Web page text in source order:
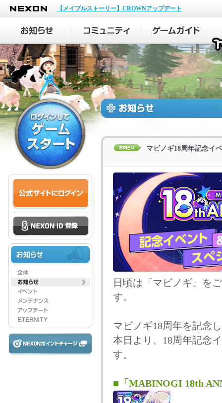
NEXON
【メイプルストーリー】CROWNアップデート
マビノギ18周年記念イ
日頃は『マビノギ』を
す。
マビノギ18周年を記念
本日より、18周年記念
す。
■「MABINOGI 18th